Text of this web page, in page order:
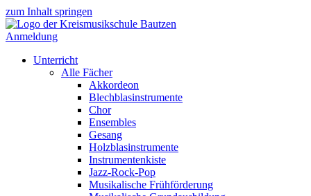
zum Inhalt springen
Anmeldung
Unterricht
Alle Fächer
Akkordeon
Blechblasinstrumente
Chor
Ensembles
Gesang
Holzblasinstrumente
Instrumentenkiste
Jazz-Rock-Pop
Musikalische Frühförderung